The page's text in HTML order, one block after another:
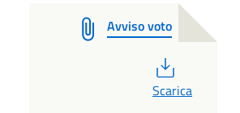
Avviso voto
PDF
Scarica